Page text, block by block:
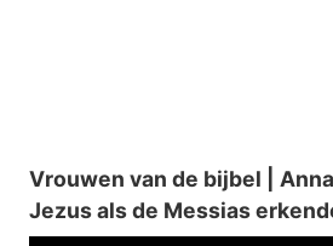
Vrouwen van de bijbel |
Jezus als de Messias